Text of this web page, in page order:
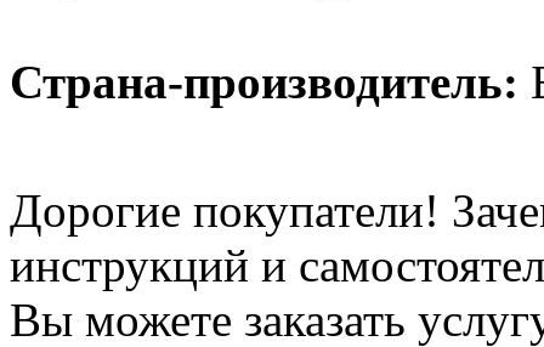
Страна-производитель:
Дорогие покупатели!
инструкций и
Вы можете заказать